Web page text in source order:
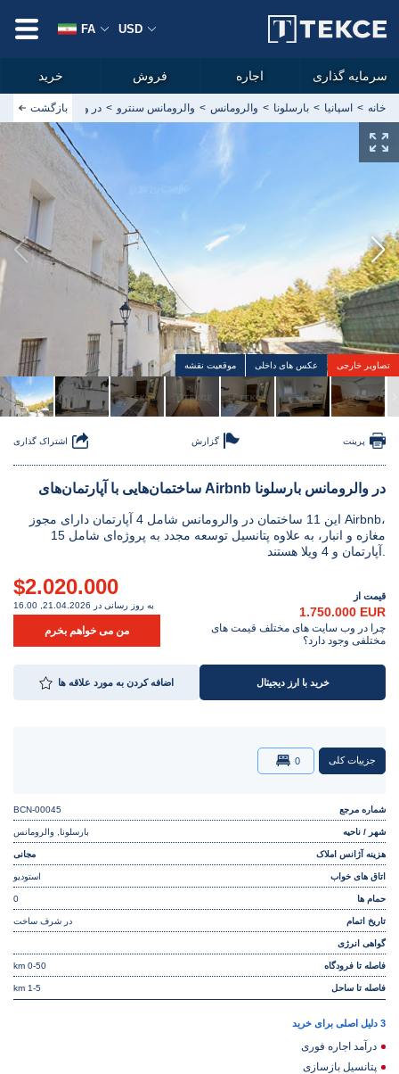
خانه اسپانیا بارسلونا والرومانس والروما‌نس سنترو ساختمان‌هایی با آپارتمان‌های Airbnb در والرومانس بارسلونا
بازگشت
تصاویر خارجی عکس های داخلی موقعیت نقشه
اشتراک گذاری گزارش پرینت
ساختمان‌هایی با آپارتمان‌های Airbnb در والرومانس بارسلونا
این 11 ساختمان در والرومانس شامل 4 آپارتمان دارای مجوز Airbnb،
مغازه و انبار، به علاوه پتانسیل توسعه مجدد به پروژه‌ای شامل 15
قیمت از
1.750.000 EUR
چرا در وب سایت های مختلف قیمت های
مختلفی وجود دارد؟
$2.020.000
به روز رسانی در 21.04.2026, 16.00
من می خواهم بخرم
اضافه کردن به مورد علاقه ها خرید با ارز دیجیتال
جزییات کلی 0
شماره مرجع BCN-00045
شهر / ناحیه بارسلونا, والرومانس
هزینه آژانس املاک مجانی
اتاق های خواب استودیو
حمام ها 0
تاریخ اتمام در شرف ساخت
گواهی انرژی
فاصله تا فرودگاه 0-50 km
فاصله تا ساحل 1-5 km
3 دلیل اصلی برای خرید
درآمد اجاره فوری
پتانسیل بازسازی
USD
FA
خرید فروش اجاره سرمایه گذاری